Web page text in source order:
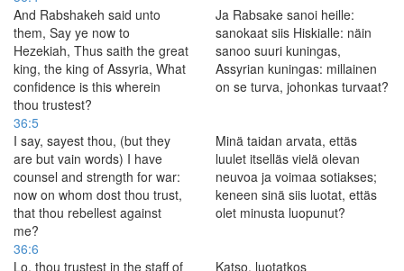
And Rabshakeh said unto
them, Say ye now to
Hezekiah, Thus saith the great
king, the king of Assyria, What
confidence is this wherein
thou trustest?
Ja Rabsake sanoi heille:
sanokaat siis Hiskialle: näin
sanoo suuri kuningas,
Assyrian kuningas: millainen
on se turva, johonkas turvaat?
36:5
I say, sayest thou, (but they
are but vain words) I have
counsel and strength for war:
now on whom dost thou trust,
that thou rebellest against
me?
Minä taidan arvata, ettäs
luulet itselläs vielä olevan
neuvoa ja voimaa sotiakses;
keneen sinä siis luotat, ettäs
olet minusta luopunut?
36:6
Lo, thou trustest in the staff of
Katso, luotatkos